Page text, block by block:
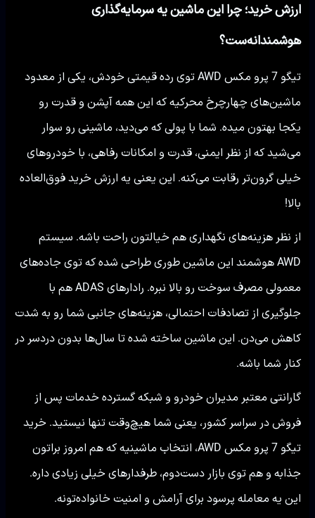
ارزش خرید؛ چرا این ماشین یه سرمایه‌گذاری
هوشمندانه‌ست؟
تیگو 7 پرو مکس AWD توی رده قیمتی خودش، یکی از معدود
ماشین‌های چهارچرخ محرکیه که این همه آپشن و قدرت رو
یکجا بهتون میده. شما با پولی که می‌دید، ماشینی رو سوار
می‌شید که از نظر ایمنی، قدرت و امکانات رفاهی، با خودروهای
خیلی گرون‌تر رقابت می‌کنه. این یعنی یه ارزش خرید فوق‌العاده
بالا!
از نظر هزینه‌های نگهداری هم خیالتون راحت باشه. سیستم
AWD هوشمند این ماشین طوری طراحی شده که توی جاده‌های
معمولی مصرف سوخت رو بالا نبره. رادارهای ADAS هم با
جلوگیری از تصادفات احتمالی، هزینه‌های جانبی شما رو به شدت
کاهش می‌دن. این ماشین ساخته شده تا سال‌ها بدون دردسر در
کنار شما باشه.
گارانتی معتبر مدیران خودرو و شبکه گسترده خدمات پس از
فروش در سراسر کشور، یعنی شما هیچ‌وقت تنها نیستید. خرید
تیگو 7 پرو مکس AWD، انتخاب ماشینیه که هم امروز براتون
جذابه و هم توی بازار دست‌دوم، طرفدارهای خیلی زیادی داره.
این یه معامله پرسود برای آرامش و امنیت خانواده‌تونه.